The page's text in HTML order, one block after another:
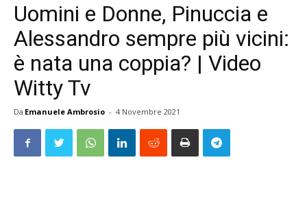
Uomini e Donne, Pinuccia e
Alessandro sempre più vicini:
è nata una coppia? | Video
Witty Tv
Da Emanuele Ambrosio - 4 Novembre 2021